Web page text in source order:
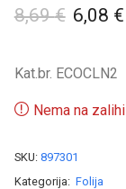
8,69€ 6,08 €
Kat.br. ECOCLN2
Nema na zalihi
SKU: 897301
Kategorija: Folija